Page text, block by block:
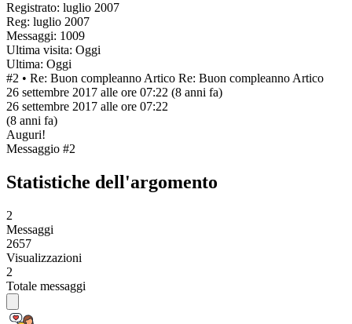
Registrato: luglio 2007
Reg: luglio 2007
Messaggi: 1009
Ultima visita: Oggi
Ultima: Oggi
#2 • Re: Buon compleanno Artico Re: Buon compleanno Artico
26 settembre 2017 alle ore 07:22 (8 anni fa)
26 settembre 2017 alle ore 07:22
(8 anni fa)
Auguri!
Messaggio #2
Statistiche dell'argomento
2
Messaggi
2657
Visualizzazioni
2
Totale messaggi